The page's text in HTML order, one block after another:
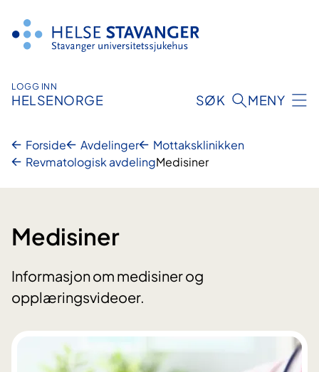
innhold
LOGG INN
HELSENORGE SØK MENY
Forside Avdelinger
Mottaksklinikken
Revmatologisk avdelingMedisiner
Medisiner
Informasjon om medisiner og
opplæringsvideoer.